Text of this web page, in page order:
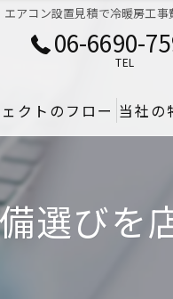
エアコン設置見積で冷暖房工
06-6690-
TEL
クトのフロー 当社の
デザイ
選びを